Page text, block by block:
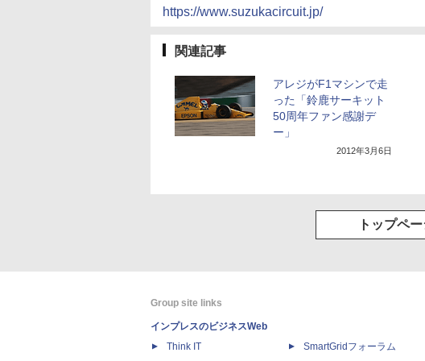
https://www.suzukacircuit.jp/
関連記事
アレジがF1マシンで走
った「鈴鹿サーキット
50周年ファン感謝デ
ー」
2012年3月6日
トップペ
Group site links
インプレスのビジネスWeb
Think IT
SmartGridフォーラム